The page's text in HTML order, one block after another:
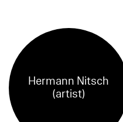
Hermann Nitsch
(artist)